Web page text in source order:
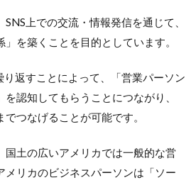
上での交流・情報発信を通じて、
を築くことを目的としています。
り返すことによって、「営業パーソン
認知してもらうことにつながり、
つなげることが可能です。
国土の広いアメリカでは一般的な営
メリカのビジネスパーソンは「ソー